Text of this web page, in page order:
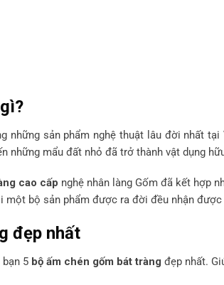
những sản phẩm nghệ thuật lâu đời nhất
những mẩu đất nhỏ đã trở thành vật dụng
cao cấp nghệ nhân làng Gốm đã kết hợp
một bộ sản phẩm được ra đời đều nhận
đẹp nhất
5 bộ ấm chén gốm bát tràng đẹp nhất.